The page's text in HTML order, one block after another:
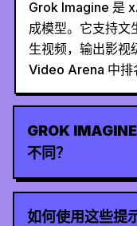
Grok Imagine 是
成模型。它支持文
生视频，输出影
Video Arena 中排
GROK
不同？
如何使用这些提